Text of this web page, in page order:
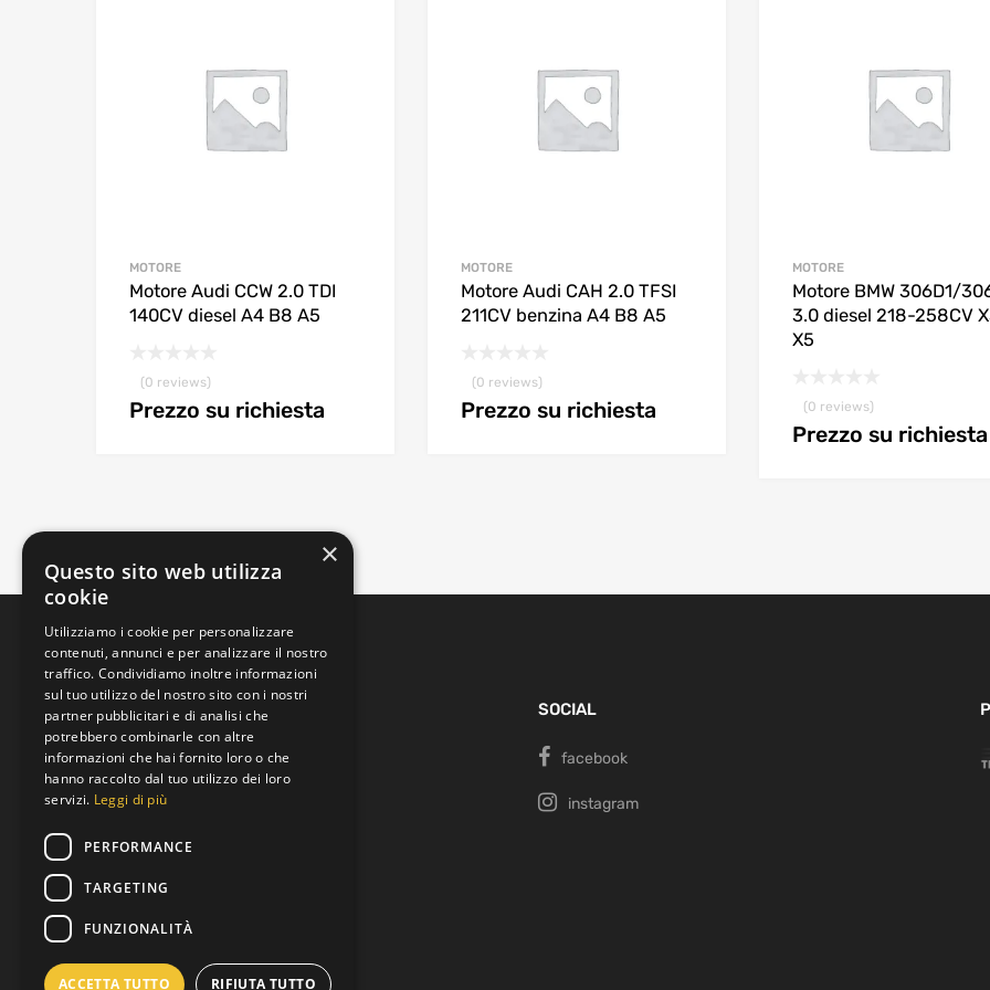
MOTORE
Motore Audi CCW 2.0 TDI
140CV diesel A4 B8 A5
(0 reviews)
Prezzo su richiesta
MOTORE
Motore Audi CAH 2.0 TFSI
211CV benzina A4 B8 A5
(0 reviews)
Prezzo su richiesta
MOTORE
Motore BMW 306D1/
3.0 diesel 218-258CV
X5
(0 reviews)
Prezzo su richiesta
Padova, Veneto, Italia
Via Brenta
P.IVA: 05343530282
SOCIAL
facebook
instagram
×
Questo sito web utilizza
cookie
Utilizziamo i cookie per personalizzare
contenuti, annunci e per analizzare il nostro
traffico. Condividiamo inoltre informazioni
sul tuo utilizzo del nostro sito con i nostri
partner pubblicitari e di analisi che
potrebbero combinarle con altre
informazioni che hai fornito loro o che
hanno raccolto dal tuo utilizzo dei loro
servizi. Leggi di più
PERFORMANCE
TARGETING
FUNZIONALITÀ
ACCETTA TUTTO RIFIUTA TUTTO